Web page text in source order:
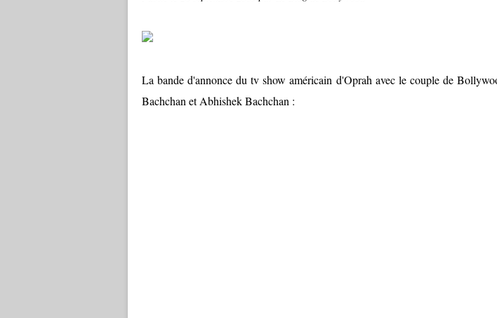
La bande d'annonce du tv show américain d'Oprah avec le couple de
Bachchan et Abhishek Bachchan :